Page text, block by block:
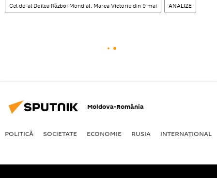
Cel de-al Doilea Război Mondial. Marea Victorie din 9 mai ANALIZE
Moldova-România
POLITICĂ SOCIETATE ECONOMIE RUSIA INTERNAŢIONAL